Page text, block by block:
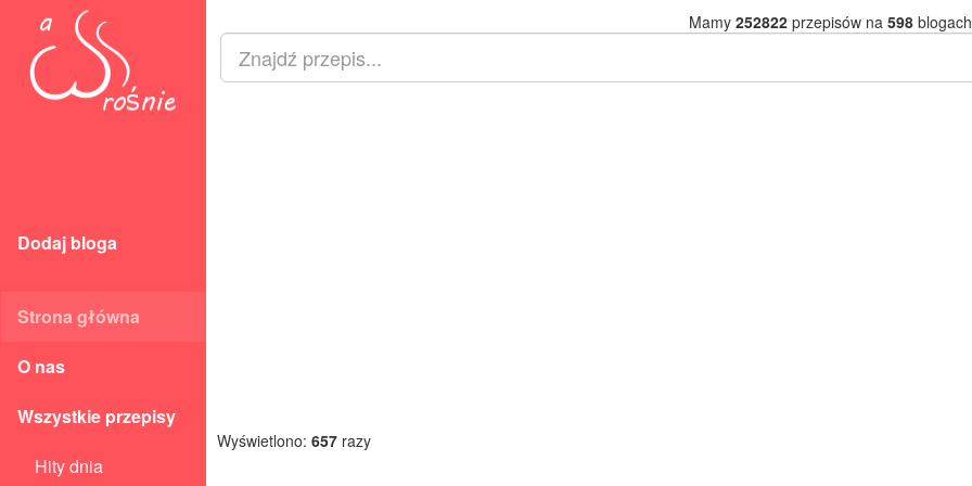
Dodaj bloga
Strona główna
O nas
Wszystkie przepisy
Hity dnia
Mamy 252822przepisów na 598
Wyświetlono: 657 razy